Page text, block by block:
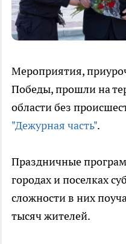
Мероприятия,
Победы, прошли на
области без
"Дежурная часть".
Праздничные
городах и поселках
сложности в них
тысяч жителей.